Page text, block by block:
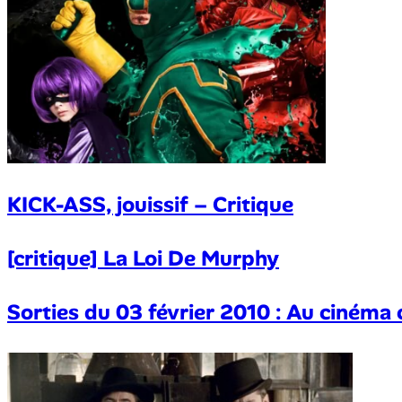
KICK-ASS, jouissif – Critique
[critique] La Loi De Murphy
Sorties du 03 février 2010 : Au cinéma